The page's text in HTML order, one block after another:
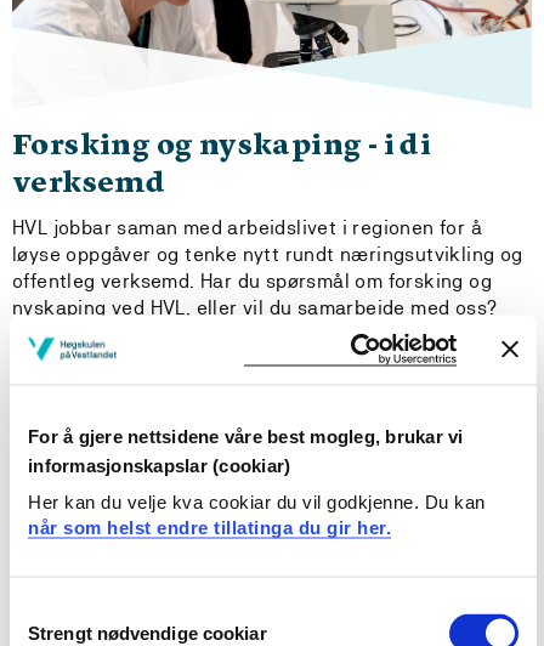
For å gjere nettsidene våre best mogleg, brukar vi
informasjonskapslar (cookiar)
Her kan du velje kva cookiar du vil godkjenne. Du kan
når som helst endre tillatinga du gir her.
Selection
Strengt nødvendige cookiar
Forsking og nyskaping - i di
verksemd
HVL jobbar saman med arbeidslivet i regionen for å
løyse oppgåver og tenke nytt rundt næringsutvikling og
offentleg verksemd. Har du spørsmål om forsking og
nyskaping ved HVL, eller vil du samarbeide med oss?